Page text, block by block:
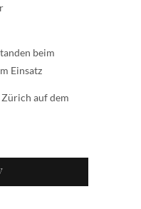
beim
Einsatz
auf dem